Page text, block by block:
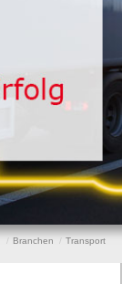
Branchen Transport